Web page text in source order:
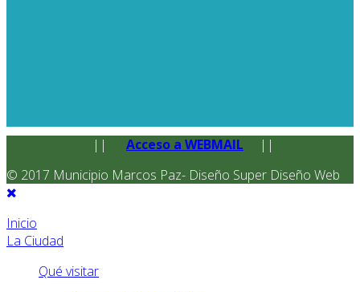
|| Acceso a WEBMAIL
||
© 2017 Municipio Marcos Paz- Diseño Super Diseño Web
Inicio
La Ciudad
Qué visitar